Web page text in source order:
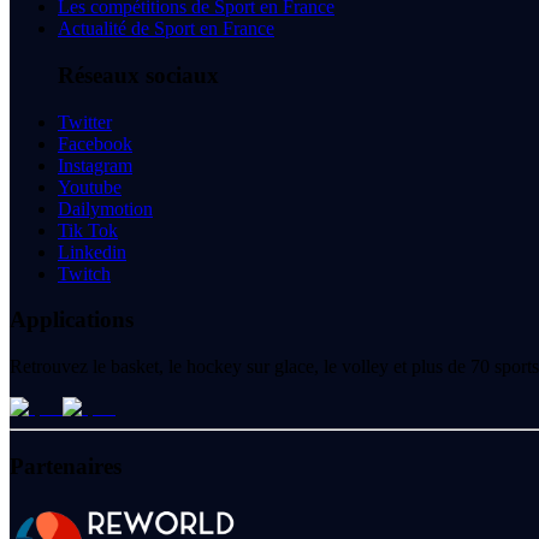
Les compétitions de Sport en France
Actualité de Sport en France
Réseaux sociaux
Twitter
Facebook
Instagram
Youtube
Dailymotion
Tik Tok
Linkedin
Twitch
Applications
Retrouvez le basket, le hockey sur glace, le volley et plus de 70
Partenaires